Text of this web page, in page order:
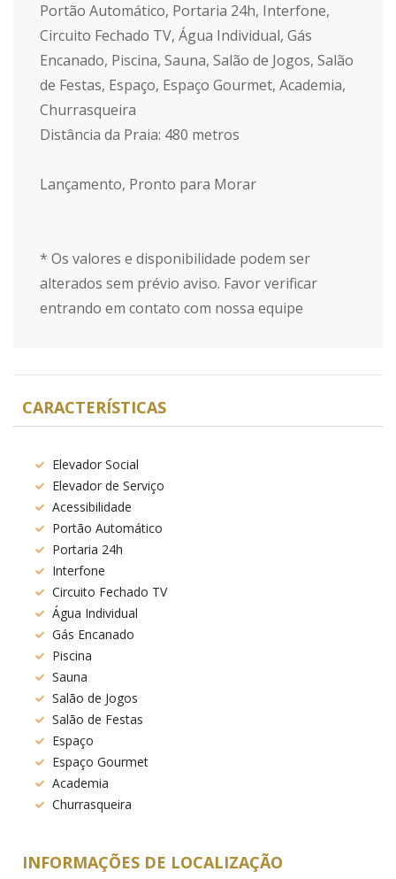
Portão Automático, Portaria 24h, Interfone,
Circuito Fechado TV, Água Individual, Gás
Encanado, Piscina, Sauna, Salão de Jogos, Salão
de Festas, Espaço, Espaço Gourmet, Academia,
Churrasqueira
Distância da Praia: 480 metros
Lançamento, Pronto para Morar
* Os valores e disponibilidade podem ser
alterados sem prévio aviso. Favor verificar
entrando em contato com nossa equipe
CARACTERÍSTICAS
Elevador Social
Elevador de Serviço
Acessibilidade
Portão Automático
Portaria 24h
Interfone
Circuito Fechado TV
Água Individual
Gás Encanado
Piscina
Sauna
Salão de Jogos
Salão de Festas
Espaço
Espaço Gourmet
Academia
Churrasqueira
INFORMAÇÕES DE LOCALIZAÇÃO